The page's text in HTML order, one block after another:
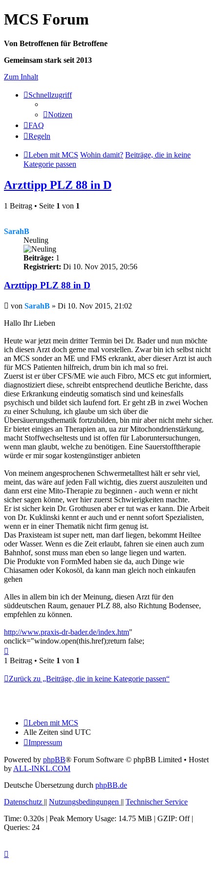
MCS Forum
Von Betroffenen für Betroffene
Gemeinsam stark seit 2013
Zum Inhalt
Schnellzugriff
Notizen
FAQ
Regeln
Leben mit MCS Wohin damit? Beiträge, die in keine
Kategorie passen
Arzttipp PLZ 88 in D
1 Beitrag • Seite 1 von 1
SarahB
Neuling
Beiträge: 1
Registriert: Di 10. Nov 2015, 20:56
Arzttipp PLZ 88 in D
Beitrag
von SarahB » Di 10. Nov 2015, 21:02
Hallo Ihr Lieben
Heute war jetzt mein dritter Termin bei Dr. Bader und nun möchte
ich diesen Arzt doch gerne mal vorstellen. Zwar bin ich selbst nicht
an MCS sonder an ME und FMS erkrankt, aber dieser Arzt ist auch
für MCS Patienten hilfreich, drum bin ich mal so frei.
Zuerst ist er über CFS/ME wie auch Fibro, MCS etc gut informiert,
diagnostiziert diese, schreibt entsprechend deutliche Berichte, dass
diese Erkrankung eindeutig somatisch sind und keinesfalls
psychisch und bildet sich laufend fort. Er geht zB in zwei Wochen
zu einer Schulung, ich glaube um sich über die
Übersäuerungsthematik fortzubilden, bin mir aber nicht mehr sicher.
Er bietet einiges an Therapien an, ua zur Mitochondrienstärkung,
macht Stoffwechseltests und ist offen für Laboruntersuchungen,
wenn man glaubt, welche zu benötigen. Eine Sauerstofftherapie
würde er mir sogar kostengünstiger anbieten
Von meinem angesprochenen Schwermetalltest hält er sehr viel,
meint, das wäre auf jeden Fall wichtig, dies zuerst auszuleiten und
dann erst eine Mito-Therapie zu beginnen - auch wenn er nicht
sicher sagen könne, wer hier zuerst Schwierigkeiten machte.
Er ist sicher kein Dr. Grothusen aber er tut was er kann. Die Arbeit
von Dr. Kuklinski kennt er auch und er nennt sofort Spezialisten,
wenn er in einer Thematik nicht firm genug ist.
Das Praxisteam ist super nett, man darf liegen, bekommt Heiltee
oder Wasser. Wenn es die Zeit erlaubt, fahren sie einen auch zum
Bahnhof, sonst muss man eben so lange liegen und warten.
Die Produkte von FormMed haben sie da, auch Dinge wie
Chiasamen oder Kokosöl, da kann man gleich noch einkaufen
gehen
Alles in allem bin ich der Meinung, diesen Arzt für den
süddeutschen Raum, genauer PLZ 88, also Richtung Bodensee,
empfehlen zu können.
http://www.praxis-dr-bader.de/index.htm"
onclick="window.open(this.href);return false;
oben
1 Beitrag • Seite 1 von 1
Zurück zu „Beiträge, die in keine Kategorie passen“
Leben mit MCS
Alle Zeiten sind UTC
Impressum
Powered by phpBB® Forum Software © phpBB Limited • Hostet
by ALL-INKL.COM
Deutsche Übersetzung durch phpBB.de
Datenschutz || Nutzungsbedingungen || Technischer Service
Time: 0.320s | Peak Memory Usage: 14.75 MiB | GZIP: Off |
Queries: 24